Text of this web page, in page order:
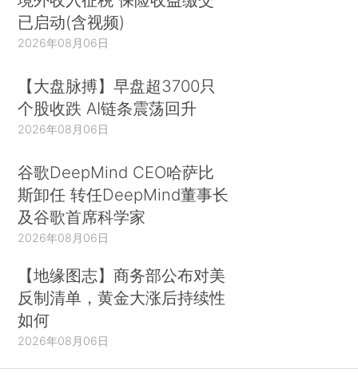
已启动(含视频)
2026年08月06日
【大盘脉搏】早盘超3700只
个股收跌 AI链条震荡回升
2026年08月06日
谷歌DeepMind CEO哈萨比
斯卸任 转任DeepMind董事长
及谷歌首席科学家
2026年08月06日
【地缘图志】商务部公布对美
反制清单，黄金大涨后持续性
如何
2026年08月06日